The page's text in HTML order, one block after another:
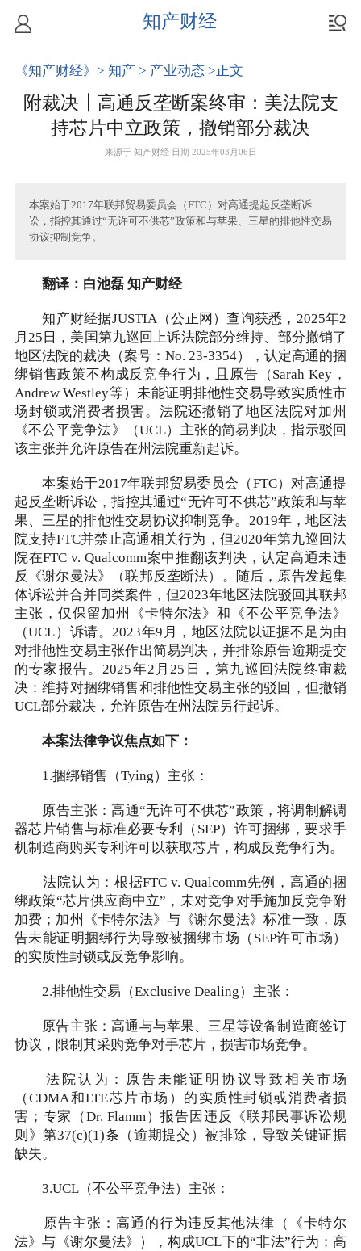
知产财经
《知产财经》 > 知产 > 产业动态 >正文
附裁决┃高通反垄断案终审：美法院支
持芯片中立政策，撤销部分裁决
来源于 知产财经 日期 2025年03月06日
本案始于2017年联邦贸易委员会（FTC）对高通提起反垄断诉
讼，指控其通过“无许可不供芯”政策和与苹果、三星的排他性交易
协议抑制竞争。
翻译：白池磊 知产财经
知产财经据JUSTIA（公正网）查询获悉，2025年2
月25日，美国第九巡回上诉法院部分维持、部分撤销了
地区法院的裁决（案号：No. 23-3354），认定高通的捆
绑销售政策不构成反竞争行为，且原告（Sarah Key，
Andrew Westley等）未能证明排他性交易导致实质性市
场封锁或消费者损害。法院还撤销了地区法院对加州
《不公平竞争法》（UCL）主张的简易判决，指示驳回
该主张并允许原告在州法院重新起诉。
本案始于2017年联邦贸易委员会（FTC）对高通提
起反垄断诉讼，指控其通过“无许可不供芯”政策和与苹
果、三星的排他性交易协议抑制竞争。2019年，地区法
院支持FTC并禁止高通相关行为，但2020年第九巡回法
院在FTC v. Qualcomm案中推翻该判决，认定高通未违
反《谢尔曼法》（联邦反垄断法）。随后，原告发起集
体诉讼并合并同类案件，但2023年地区法院驳回其联邦
主张，仅保留加州《卡特尔法》和《不公平竞争法》
（UCL）诉请。2023年9月，地区法院以证据不足为由
对排他性交易主张作出简易判决，并排除原告逾期提交
的专家报告。2025年2月25日，第九巡回法院终审裁
决：维持对捆绑销售和排他性交易主张的驳回，但撤销
UCL部分裁决，允许原告在州法院另行起诉。
本案法律争议焦点如下：
1.捆绑销售（Tying）主张：
原告主张：高通“无许可不供芯”政策，将调制解调
器芯片销售与标准必要专利（SEP）许可捆绑，要求手
机制造商购买专利许可以获取芯片，构成反竞争行为。
法院认为：根据FTC v. Qualcomm先例，高通的捆
绑政策“芯片供应商中立”，未对竞争对手施加反竞争附
加费；加州《卡特尔法》与《谢尔曼法》标准一致，原
告未能证明捆绑行为导致被捆绑市场（SEP许可市场）
的实质性封锁或反竞争影响。
2.排他性交易（Exclusive Dealing）主张：
原告主张：高通与与苹果、三星等设备制造商签订
协议，限制其采购竞争对手芯片，损害市场竞争。
法院认为：原告未能证明协议导致相关市场
（CDMA和LTE芯片市场）的实质性封锁或消费者损
害；专家（Dr. Flamm）报告因违反《联邦民事诉讼规
则》第37(c)(1)条（逾期提交）被排除，导致关键证据
缺失。
3.UCL（不公平竞争法）主张：
原告主张：高通的行为违反其他法律（《卡特尔
法》与《谢尔曼法》），构成UCL下的“非法”行为；高